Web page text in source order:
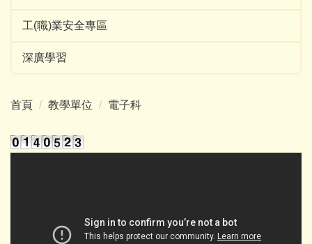
工(職)業安全專區
深廣學習
首頁 教學單位 電子科